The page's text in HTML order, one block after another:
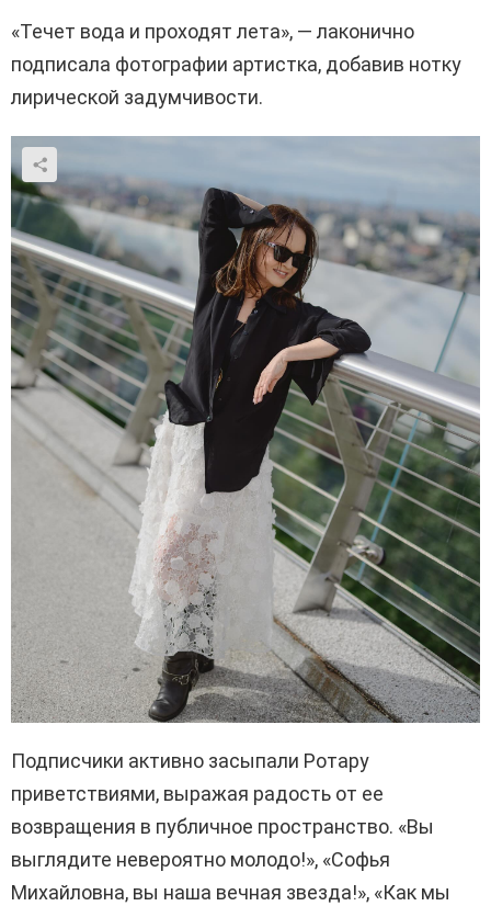
«Течет вода и проходят лета», — лаконично
подписала фотографии артистка, добавив нотку
лирической задумчивости.
Подписчики активно засыпали Ротару
приветствиями, выражая радость от ее
возвращения в публичное пространство. «Вы
выглядите невероятно молодо!», «Софья
Михайловна, вы наша вечная звезда!», «Как мы